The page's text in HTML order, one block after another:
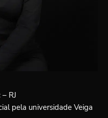
RJ
pela universidade Veiga